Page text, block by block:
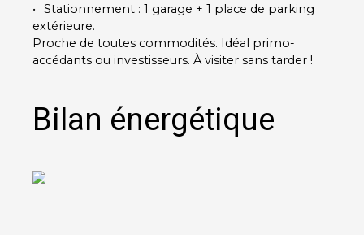
Stationnement : 1 garage + 1 place de parking
extérieure.
Proche de toutes commodités. Idéal primo-
accédants ou investisseurs. À visiter sans tarder !
Bilan énergétique